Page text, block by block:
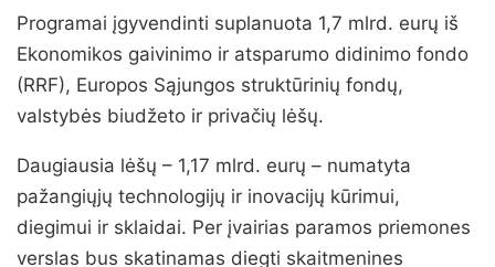
Programai įgyvendinti suplanuota 1,7 mlrd. eurų iš
Ekonomikos gaivinimo ir atsparumo didinimo fondo
(RRF), Europos Sąjungos struktūrinių fondų,
valstybės biudžeto ir privačių lėšų.
Daugiausia lėšų – 1,17 mlrd. eurų – numatyta
pažangiųjų technologijų ir inovacijų kūrimui,
diegimui ir sklaidai. Per įvairias paramos priemones
verslas bus skatinamas diegti skaitmenines